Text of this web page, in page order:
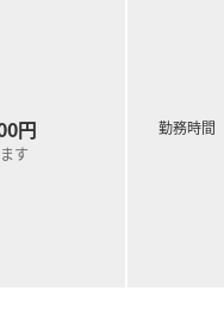
円
す
勤務時間